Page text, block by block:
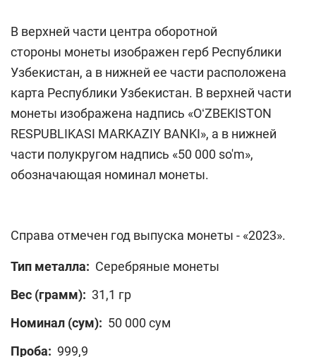
В верхней части центра оборотной
стороны монеты изображен герб Республики
Узбекистан, а в нижней ее части расположена
карта Республики Узбекистан. В верхней части
монеты изображена надпись «OʻZBEKISTON
RESPUBLIKASI MARKAZIY BANKI», а в нижней
части полукругом надпись «50 000 so'm»,
обозначающая номинал монеты.
Справа отмечен год выпуска монеты - «2023».
Тип металла: Серебряные монеты
Вес (грамм): 31,1 гр
Номинал (сум): 50 000 сум
Проба: 999,9